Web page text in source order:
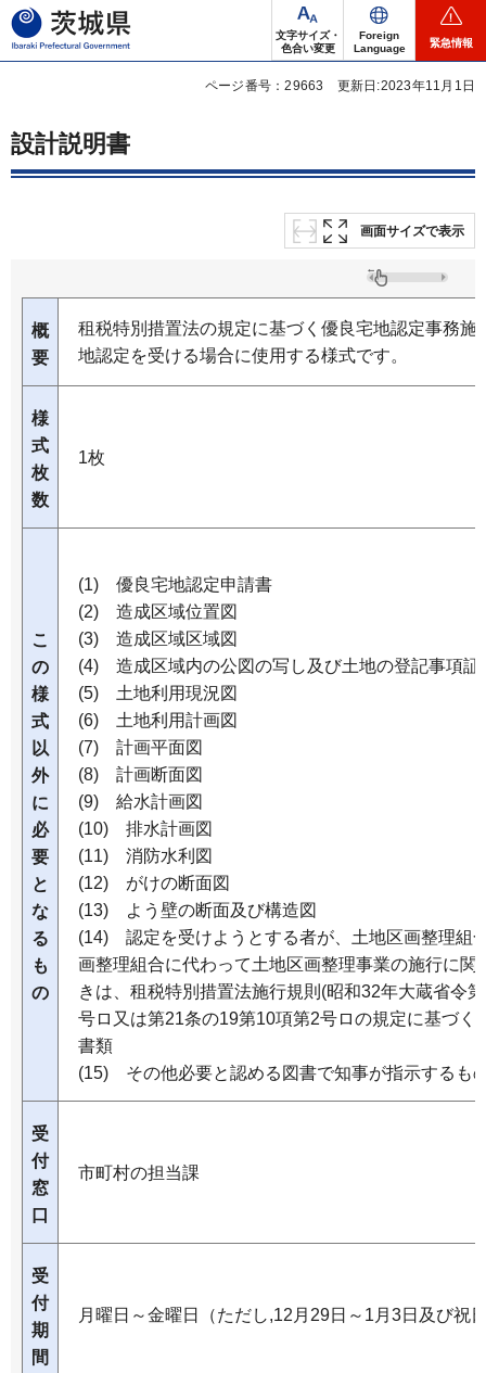
茨城県
文字サイズ・
色合い変更
Foreign
Language
緊急情報
ページ番号：29663 更新日:2023年11月1日
設計説明書
画面サイズで表示
概
要
租税特別措置法の規定に基づく優良宅地認定事務施
地認定を受ける場合に使用する様式です。
様
式
枚
数
1枚
こ
の
様
式
以
外
に
必
要
と
な
る
も
の
(1) 優良宅地認定申請書
(2) 造成区域位置図
(3) 造成区域区域図
(4) 造成区域内の公図の写し及び土地の登記事項証
(5) 土地利用現況図
(6) 土地利用計画図
(7) 計画平面図
(8) 計画断面図
(9) 給水計画図
(10) 排水計画図
(11) 消防水利図
(12) がけの断面図
(13) よう壁の断面及び構造図
(14) 認定を受けようとする者が、土地区画整理組
画整理組合に代わって土地区画整理事業の施行に関
きは、租税特別措置法施行規則(昭和32年大蔵省令
号ロ又は第21条の19第10項第2号ロの規定に基づく
書類
(15) その他必要と認める図書で知事が指示するも
受
付
窓
口
市町村の担当課
受
付
期
間
月曜日～金曜日（ただし,12月29日～1月3日及び